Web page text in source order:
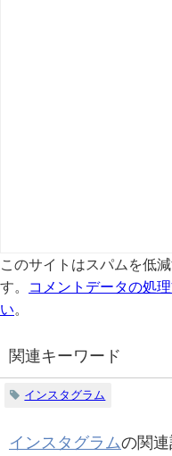
このサイトはスパムを低
す。
コメントデータの処
い
関連キーワード
インスタグラム
インスタグラムの関